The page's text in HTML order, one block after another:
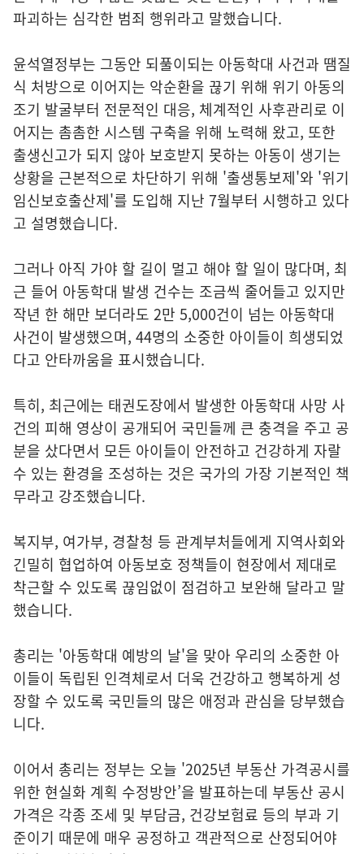
파괴하는 심각한 범죄 행위라고 말했습니다.
윤석열정부는 그동안 되풀이되는 아동학대 사건과 땜질
식 처방으로 이어지는 악순환을 끊기 위해 위기 아동의
조기 발굴부터 전문적인 대응, 체계적인 사후관리로 이
어지는 촘촘한 시스템 구축을 위해 노력해 왔고, 또한
출생신고가 되지 않아 보호받지 못하는 아동이 생기는
상황을 근본적으로 차단하기 위해 '출생통보제'와 '위기
임신보호출산제'를 도입해 지난 7월부터 시행하고 있다
고 설명했습니다.
그러나 아직 가야 할 길이 멀고 해야 할 일이 많다며, 최
근 들어 아동학대 발생 건수는 조금씩 줄어들고 있지만
작년 한 해만 보더라도 2만 5,000건이 넘는 아동학대
사건이 발생했으며, 44명의 소중한 아이들이 희생되었
다고 안타까움을 표시했습니다.
특히, 최근에는 태권도장에서 발생한 아동학대 사망 사
건의 피해 영상이 공개되어 국민들께 큰 충격을 주고 공
분을 샀다면서 모든 아이들이 안전하고 건강하게 자랄
수 있는 환경을 조성하는 것은 국가의 가장 기본적인 책
무라고 강조했습니다.
복지부, 여가부, 경찰청 등 관계부처들에게 지역사회와
긴밀히 협업하여 아동보호 정책들이 현장에서 제대로
착근할 수 있도록 끊임없이 점검하고 보완해 달라고 말
했습니다.
총리는 '아동학대 예방의 날'을 맞아 우리의 소중한 아
이들이 독립된 인격체로서 더욱 건강하고 행복하게 성
장할 수 있도록 국민들의 많은 애정과 관심을 당부했습
니다.
이어서 총리는 정부는 오늘 '2025년 부동산 가격공시를
위한 현실화 계획 수정방안’을 발표하는데 부동산 공시
가격은 각종 조세 및 부담금, 건강보험료 등의 부과 기
준이기 때문에 매우 공정하고 객관적으로 산정되어야